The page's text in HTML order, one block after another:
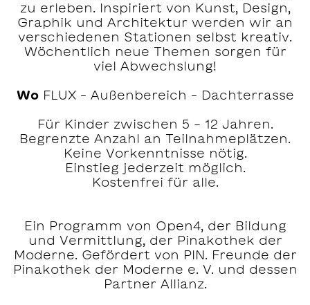
zu erleben. Inspiriert von Kunst, Design,
Graphik und Architektur werden wir an
verschiedenen Stationen selbst kreativ.
Wöchentlich neue Themen sorgen für
viel Abwechslung!
WoFLUX – Außenbereich – Dachterrasse
Für Kinder zwischen 5 - 12 Jahren.
Begrenzte Anzahl an Teilnahmeplätzen.
Keine Vorkenntnisse nötig.
Einstieg jederzeit möglich.
Kostenfrei für alle.
Ein Programm von Open4, der Bildung
und Vermittlung, der Pinakothek der
Moderne. Gefördert von PIN. Freunde der
Pinakothek der Moderne e. V. und dessen
Partner Allianz.